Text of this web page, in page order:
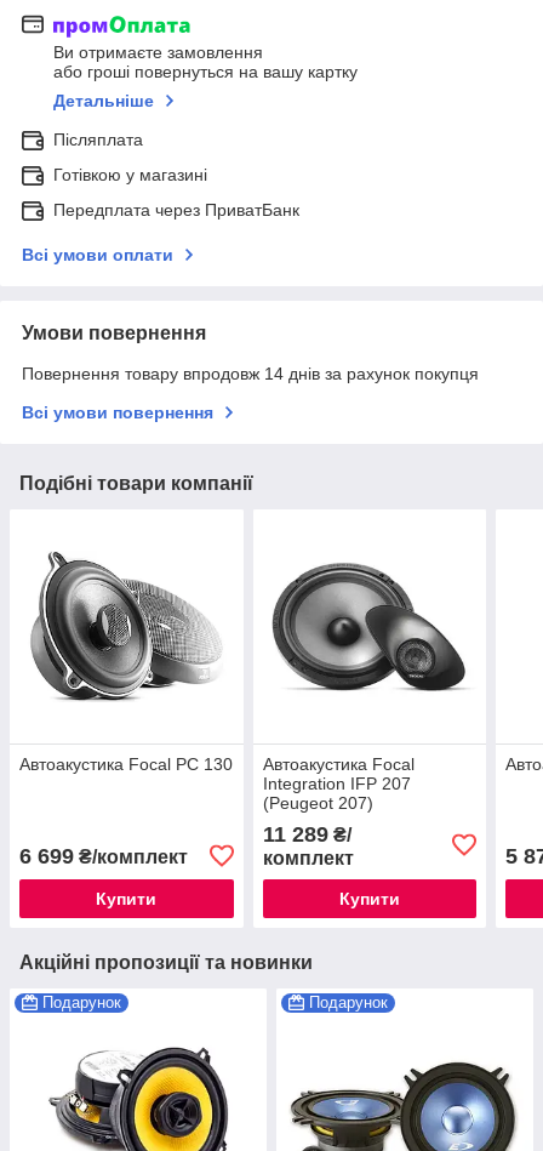
Ви отримаєте замовлення
або гроші повернуться на вашу картку
Детальніше
Післяплата
Готівкою у магазині
Передплата через ПриватБанк
Всі умови оплати
Умови повернення
Повернення товару впродовж 14 днів за рахунок покупця
Всі умови повернення
Подібні товари компанії
Автоакустика Focal PC 130
6 699 ₴/комплект
Купити
Автоакустика Focal
Integration IFP 207
(Peugeot 207)
11 289₴/
комплект
Купити
5
Акційні пропозиції та новинки
Подарунок Подарунок